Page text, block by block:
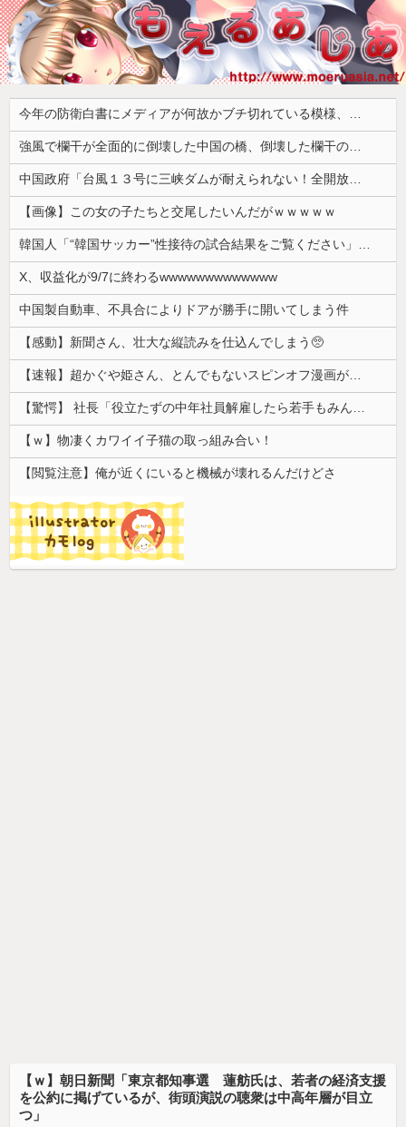
今年の防衛白書にメディアが何故かブチ切れている模様、躍起になって批判するも逆に有権者からは……
強風で欄干が全面的に倒壊した中国の橋、倒壊した欄干の破片を調べると凄まじい事実が発覚して……
中国政府「台風１３号に三峡ダムが耐えられない！全開放流しろ！」⇒ 下流域の街が壊滅状態ｗｗｗｗｗ
【画像】この女の子たちと交尾したいんだがｗｗｗｗｗ
韓国人「“韓国サッカー”性接待の試合結果をご覧ください」→「マッサージ効果は間違いないねｗ」「これが本当のベッドサッカーだ」
X、収益化が9/7に終わるwwwwwwwwwwwww
中国製自動車、不具合によりドアが勝手に開いてしまう件
【感動】新聞さん、壮大な縦読みを仕込んでしまう🥺
【速報】超かぐや姫さん、とんでもないスピンオフ漫画が連載決定ｗｗｗｗｗｗｗｗｗｗｗｗｗｗｗｗｗｗｗｗｗ
【驚愕】 社長「役立たずの中年社員解雇したら若手もみんな辞めてしまった…」
【ｗ】物凄くカワイイ子猫の取っ組み合い！
【閲覧注意】俺が近くにいると機械が壊れるんだけどさ
【ｗ】朝日新聞「東京都知事選 蓮舫氏は、若者の経済支援
を公約に掲げているが、街頭演説の聴衆は中高年層が目立
つ」